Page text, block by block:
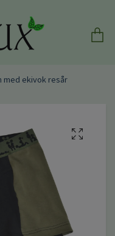
med ekivok resår